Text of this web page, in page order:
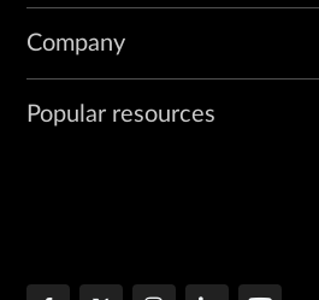
Company
Popular resources